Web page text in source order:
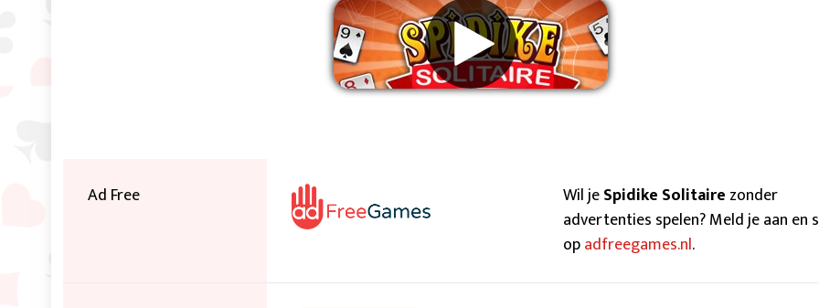
Ad Free Wil jeSpidike Solitaire zonder
advertenties spelen? Meld je aan en
opadfreegames.nl.